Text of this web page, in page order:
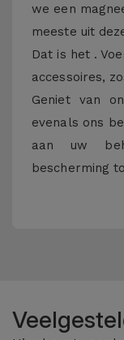
we een
meeste uit
Dat is het .
accessoires,
Geniet van
evenals ons
aan uw
bescherming